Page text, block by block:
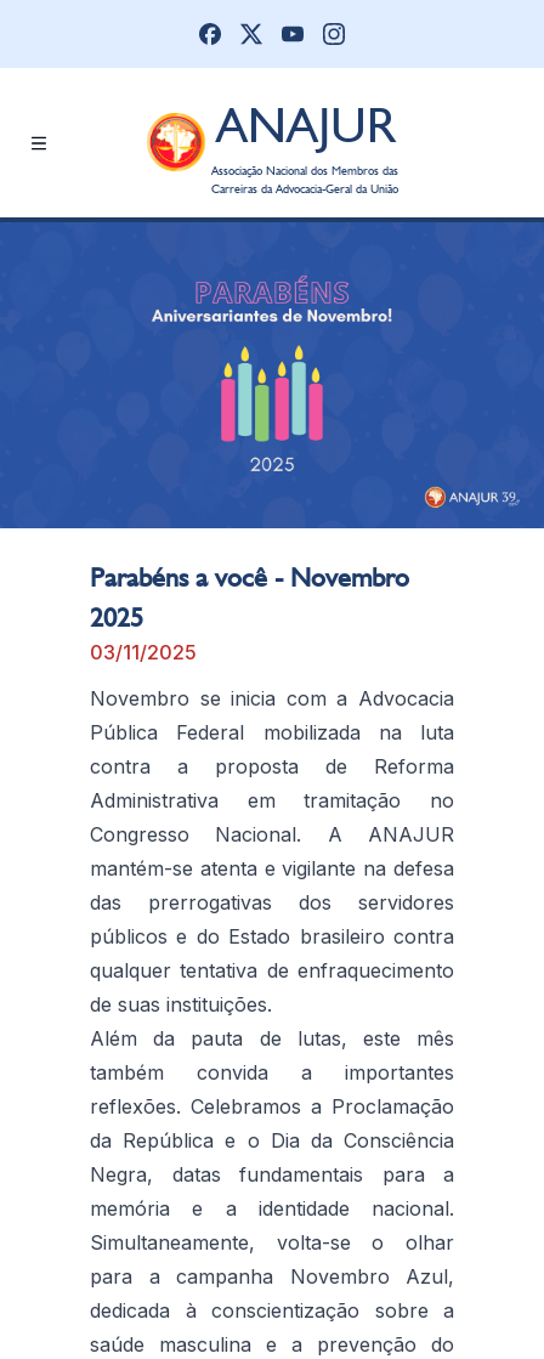
ANAJUR
Associação Nacional dos Membros das
Carreiras da Advocacia-Geral da União
Parabéns a você - Novembro
2025
03/11/2025
Novembro se inicia com a Advocacia
Pública Federal mobilizada na luta
contra a proposta de Reforma
Administrativa em tramitação no
Congresso Nacional. A ANAJUR
mantém-se atenta e vigilante na defesa
das prerrogativas dos servidores
públicos e do Estado brasileiro contra
qualquer tentativa de enfraquecimento
de suas instituições.
Além da pauta de lutas, este mês
também convida a importantes
reflexões. Celebramos a Proclamação
da República e o Dia da Consciência
Negra, datas fundamentais para a
memória e a identidade nacional.
Simultaneamente, volta-se o olhar
para a campanha Novembro Azul,
dedicada à conscientização sobre a
saúde masculina e a prevenção do